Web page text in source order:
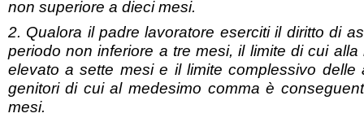
non superiore a dieci mesi.
2. Qualora il padre lavoratore eserciti il diritto di
periodo non inferiore a tre mesi, il limite di cui
elevato a sette mesi e il limite complessivo delle
genitori di cui al medesimo comma è
mesi.